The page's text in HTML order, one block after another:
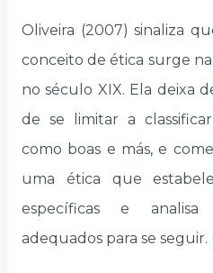
Oliveira (2007) sinaliza
conceito de ética surge
no século XIX. Ela deixa
de se limitar a
como boas e más, e
uma ética que
específicas e analisa
adequados para se seguir.